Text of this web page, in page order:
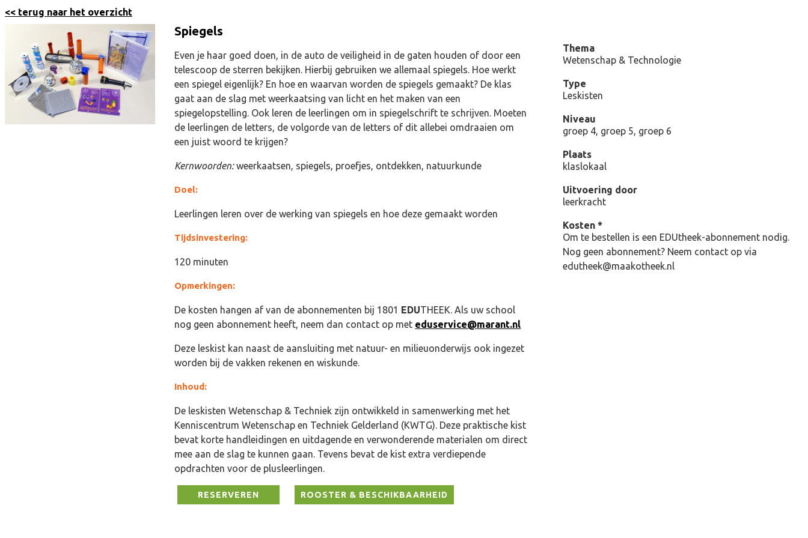
<< terug naar het overzicht
Spiegels
Even je haar goed doen, in de auto de veiligheid in de gaten houden of door een
telescoop de sterren bekijken. Hierbij gebruiken we allemaal spiegels. Hoe werkt
een spiegel eigenlijk? En hoe en waarvan worden de spiegels gemaakt? De klas
gaat aan de slag met weerkaatsing van licht en het maken van een
spiegelopstelling. Ook leren de leerlingen om in spiegelschrift te schrijven. Moeten
de leerlingen de letters, de volgorde van de letters of dit allebei omdraaien om
een juist woord te krijgen?
Kernwoorden:weerkaatsen, spiegels, proefjes, ontdekken, natuurkunde
Doel:
Leerlingen leren over de werking van spiegels en hoe deze gemaakt worden
Tijdsinvestering:
120 minuten
Opmerkingen:
De kosten hangen af van de abonnementen bij 1801 EDUTHEEK. Als uw school
nog geen abonnement heeft, neem dan contact op met eduservice@marant.nl
Deze leskist kan naast de aansluiting met natuur- en milieuonderwijs ook ingezet
worden bij de vakken rekenen en wiskunde.
Inhoud:
De leskisten Wetenschap & Techniek zijn ontwikkeld in samenwerking met het
Kenniscentrum Wetenschap en Techniek Gelderland (KWTG). Deze praktische kist
bevat korte handleidingen en uitdagende en verwonderende materialen om direct
mee aan de slag te kunnen gaan. Tevens bevat de kist extra verdiepende
opdrachten voor de plusleerlingen.
RESERVEREN ROOSTER & BESCHIKBAARHEID
Thema
Wetenschap & Technologie
Type
Leskisten
Niveau
groep 4, groep 5, groep 6
Plaats
klaslokaal
Uitvoering door
leerkracht
Kosten *
Om te bestellen is een EDUtheek-abonnement nodig.
Nog geen abonnement? Neem contact op via
edutheek@maakotheek.nl